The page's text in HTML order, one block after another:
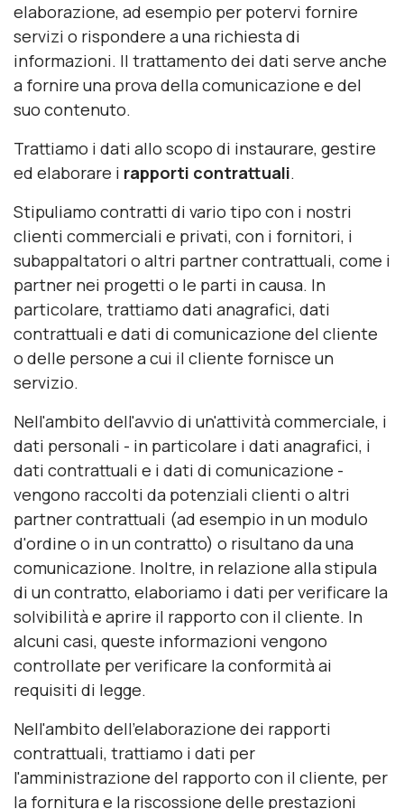
elaborazione, ad esempio per potervi fornire
servizi o rispondere a una richiesta di
informazioni. Il trattamento dei dati serve anche
a fornire una prova della comunicazione e del
suo contenuto.
Trattiamo i dati allo scopo di instaurare, gestire
ed elaborare i rapporti contrattuali.
Stipuliamo contratti di vario tipo con i nostri
clienti commerciali e privati, con i fornitori, i
subappaltatori o altri partner contrattuali, come i
partner nei progetti o le parti in causa. In
particolare, trattiamo dati anagrafici, dati
contrattuali e dati di comunicazione del cliente
o delle persone a cui il cliente fornisce un
servizio.
Nell'ambito dell'avvio di un'attività commerciale, i
dati personali - in particolare i dati anagrafici, i
dati contrattuali e i dati di comunicazione -
vengono raccolti da potenziali clienti o altri
partner contrattuali (ad esempio in un modulo
d'ordine o in un contratto) o risultano da una
comunicazione. Inoltre, in relazione alla stipula
di un contratto, elaboriamo i dati per verificare la
solvibilità e aprire il rapporto con il cliente. In
alcuni casi, queste informazioni vengono
controllate per verificare la conformità ai
requisiti di legge.
Nell'ambito dell'elaborazione dei rapporti
contrattuali, trattiamo i dati per
l'amministrazione del rapporto con il cliente, per
la fornitura e la riscossione delle prestazioni